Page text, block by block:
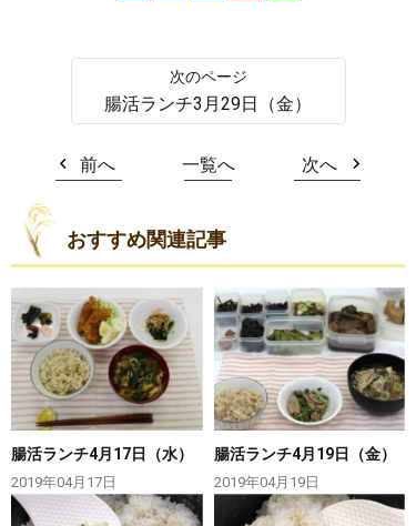
腸活ランチ3月29日（金）
前へ 一覧へ 次へ
おすすめ関連記事
腸活ランチ4月17日（水）
2019年04月17日
腸活ランチ4月19日（金）
2019年04月19日